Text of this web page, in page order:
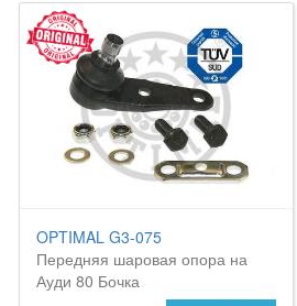
OPTIMAL G3-075
Передняя шаровая опора на
Ауди 80 Бочка